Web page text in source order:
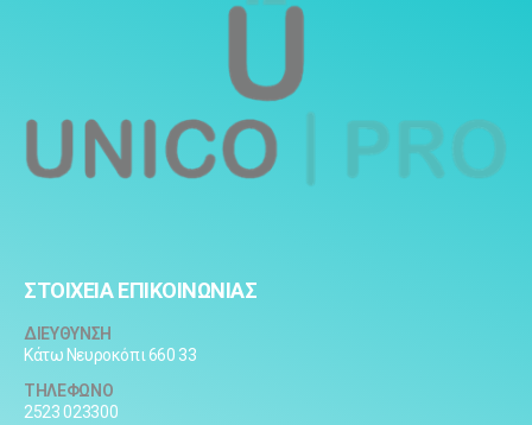
ΣΤΟΙΧΕΙΑ ΕΠΙΚΟΙΝΩΝΙΑΣ
ΔΙΕΥΘΥΝΣΗ
Κάτω Νευροκόπι 660 33
ΤΗΛΕΦΩΝΟ
2523 023300